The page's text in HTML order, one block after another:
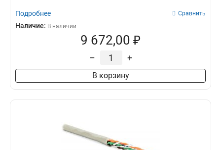
Подробнее Сравнить
Наличие: В наличии
9 672,00 ₽
– +
В корзину